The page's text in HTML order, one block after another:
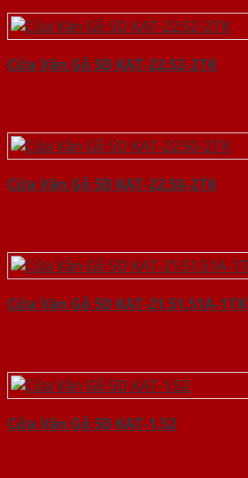
Cửa Vân Gỗ 5D KAT-22.52-2TK
Cửa Vân Gỗ 5D KAT-22.50-2TK
Cửa Vân Gỗ 5D KAT-21.51.51A-1TK
Cửa Vân Gỗ 5D KAT-1.52